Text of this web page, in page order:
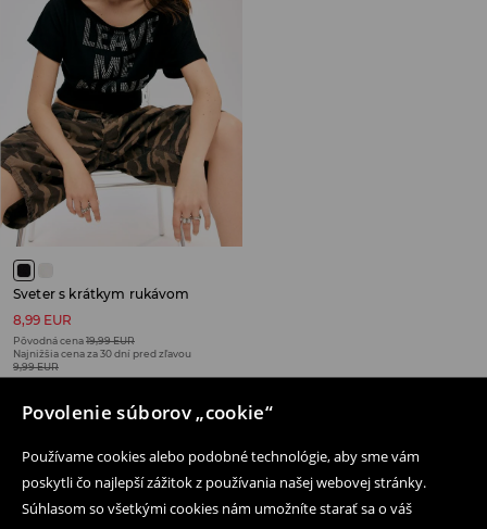
Povolenie súborov „cookie“
Používame cookies alebo podobné technológie, aby sme vám
poskytli čo najlepší zážitok z používania našej webovej stránky.
Súhlasom so všetkými cookies nám umožníte starať sa o váš
Sveter s krátkym rukávom
8,99 EUR
Pôvodná cena19,99 EUR
Najnižšia cena za 30 dní pred zľavou
9,99 EUR
Následujte nás